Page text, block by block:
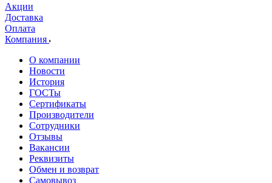
Акции
Доставка
Оплата
Компания
О компании
Новости
История
ГОСТы
Сертификаты
Производители
Сотрудники
Отзывы
Вакансии
Реквизиты
Обмен и возврат
Самовывоз